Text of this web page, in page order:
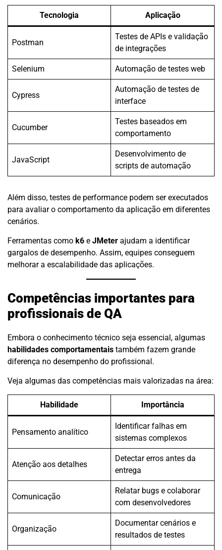
Tecnologia Aplicação
Postman
Testes de APIs e validação
de integrações
Selenium Automação de testes web
Cypress
Automação de testes de
interface
Cucumber
Testes baseados em
comportamento
JavaScript
Desenvolvimento de
scripts de automação
Além disso, testes de performance podem ser executados
para avaliar o comportamento da aplicação em diferentes
cenários.
Ferramentas como k6 e JMeter ajudam a identificar
gargalos de desempenho. Assim, equipes conseguem
melhorar a escalabilidade das aplicações.
Competências importantes para
profissionais de QA
Embora o conhecimento técnico seja essencial, algumas
habilidades comportamentais também fazem grande
diferença no desempenho do profissional.
Veja algumas das competências mais valorizadas na área:
Habilidade Importância
Pensamento analítico
Identificar falhas em
sistemas complexos
Atenção aos detalhes
Detectar erros antes da
entrega
Comunicação
Relatar bugs e colaborar
com desenvolvedores
Organização
Documentar cenários e
resultados de testes